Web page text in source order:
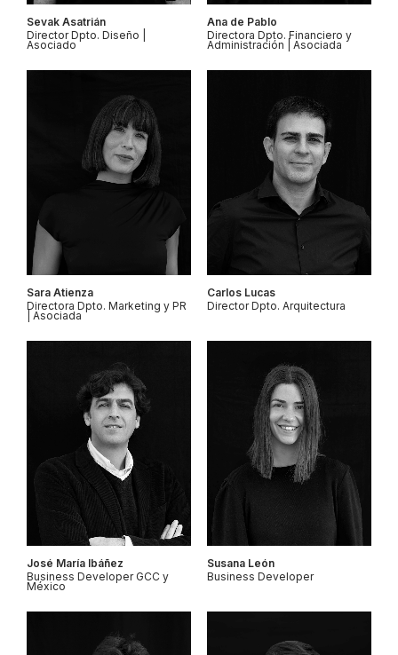
Sevak Asatrián
Director Dpto. Diseño |
Asociado
Ana de Pablo
Directora Dpto. Financiero y
Administración | Asociada
Sara Atienza
Directora Dpto. Marketing y PR
| Asociada
Carlos Lucas
Director Dpto. Arquitectura
José María Ibáñez
Business Developer GCC y
México
Susana León
Business Developer